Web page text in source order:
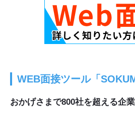
WEB面接ツール「
おかげさまで800社を超える企